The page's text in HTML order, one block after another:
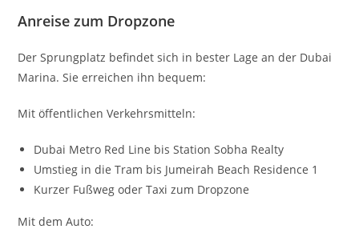
Anreise zum Dropzone
Der Sprungplatz befindet sich in bester Lage an der Dubai
Marina. Sie erreichen ihn bequem:
Mit öffentlichen Verkehrsmitteln:
Dubai Metro Red Line bis Station Sobha Realty
Umstieg in die Tram bis Jumeirah Beach Residence 1
Kurzer Fußweg oder Taxi zum Dropzone
Mit dem Auto: